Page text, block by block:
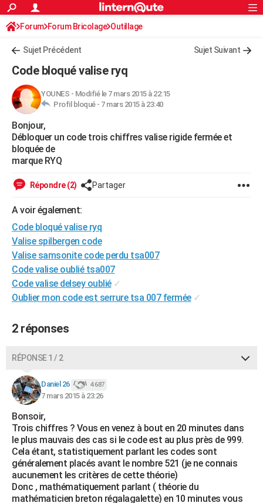
ACTUALITÉS
Politique
Société
Faits Divers
Education
Monde
Villes
+
FINANCE
Retraite
Impôts
Epargne
Immobilier
Risques naturels par ville
Banque
Assurance
Crédit
AUTO
Essais
Réserver un essai
Citadines
Berlines
SUV
Forum auto
+HIGH-TECH
Mobiles
Meilleur smartphone
Internet
Ordinateurs
Jeux vidéo
Guide high-tech
+BRICOLAGE
Forum
Aménagement intérieur
Extérieur
Cuisine
Salle de bains
Jardinage
Rangement
WEEK-END
LIFESTYLE
Art de vivre
Bien-être
Loisirs
Mode
Modes de vie
SANTE
Alimentation
Guide de la santé
Maladies
Médicaments
Sommeil
VOYAGE
Destinations
City break
Voyage nature
Voyage de noces
Forum
Climat
+PHOTO
GUIDES D'ACHAT
BONS PLANS
Dictionnaire
Biographies
Citations
Expressions
Proverbes
PROGRAMME TV
COPAINS D'AVANT
S'inscrire
Se connecter
Lycées
Collèges
Primaires
Universités
Entreprises
Service militaire
Avis de recherche
AVIS DE DÉCÈS
FORUM
Bricolage
Lifestyle
Culture
Sport
Auto
Television
Voyage
Cinema
S'inscrire
Connexion
Forum Forum Bricolage Outillage
Sujet Précédent Sujet Suivant
Code bloqué valise ryq
YOUNES - Modifié le 7 mars 2015 à 22:15
Profil bloqué - 7 mars 2015 à 23:40
Bonjour,
Débloquer un code trois chiffres valise rigide fermée et
bloquée de
marque RYQ
Répondre (2) Partager
A voir également:
Code bloqué valise ryq
Valise spilbergen code
Valise samsonite code perdu tsa007
Code valise oublié tsa007
Code valise delsey oublié ✓
Oublier mon code est serrure tsa 007 fermée ✓
2 réponses
RÉPONSE 1 / 2
Daniel 26 4 687
7 mars 2015 à 23:26
Bonsoir,
Trois chiffres ? Vous en venez à bout en 20 minutes dans
le plus mauvais des cas si le code est au plus près de 999.
Cela étant, statistiquement parlant les codes sont
généralement placés avant le nombre 521 (je ne connais
aucunement les critères de cette théorie)
Donc , mathématiquement parlant ( théorie du
mathématicien breton régalagalette) en 10 minutes vous